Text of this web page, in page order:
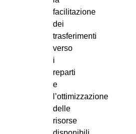
facilitazione
dei
trasferimenti
verso
i
reparti
e
l’ottimizzazione
delle
risorse